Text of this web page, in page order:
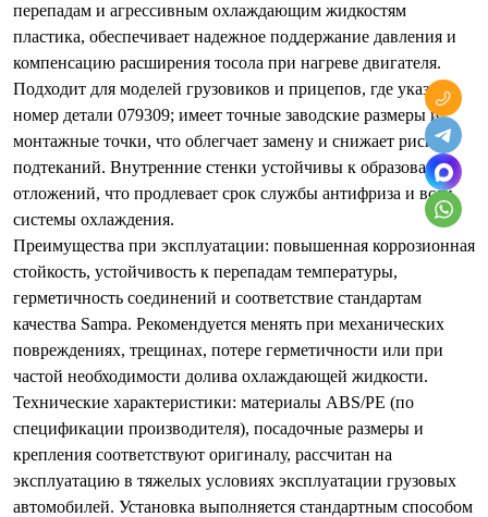
перепадам и агрессивным охлаждающим жидкостям
пластика, обеспечивает надежное поддержание давления и
компенсацию расширения тосола при нагреве двигателя.
Подходит для моделей грузовиков и прицепов, где указан
номер детали 079309; имеет точные заводские размеры и
монтажные точки, что облегчает замену и снижает риск
подтеканий. Внутренние стенки устойчивы к образованию
отложений, что продлевает срок службы антифриза и всей
системы охлаждения.
Преимущества при эксплуатации: повышенная коррозионная
стойкость, устойчивость к перепадам температуры,
герметичность соединений и соответствие стандартам
качества Sampa. Рекомендуется менять при механических
повреждениях, трещинах, потере герметичности или при
частой необходимости долива охлаждающей жидкости.
Технические характеристики: материалы ABS/PE (по
спецификации производителя), посадочные размеры и
крепления соответствуют оригиналу, рассчитан на
эксплуатацию в тяжелых условиях эксплуатации грузовых
автомобилей. Установка выполняется стандартным способом